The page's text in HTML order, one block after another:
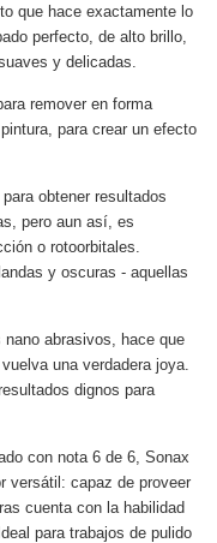
que hace exactamente lo
perfecto, de alto brillo,
y delicadas.
remover en forma
para crear un efecto
obtener resultados
pero aun así, es
o rotoorbitales.
y oscuras - aquellas
abrasivos, hace que
una verdadera joya.
dignos para
con nota 6 de 6, Sonax
versátil: capaz de proveer
cuenta con la habilidad
para trabajos de pulido